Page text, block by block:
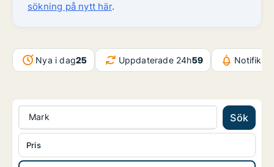
sökning på nytt här.
Nya i dag25 Uppdaterade 24h59
Mark Sök
Pris